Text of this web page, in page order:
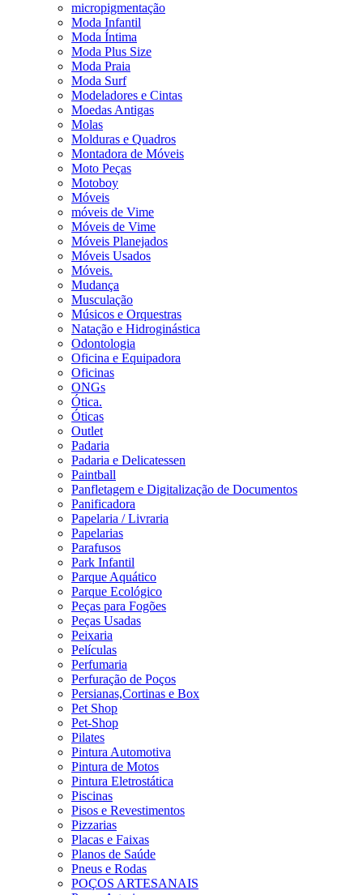
micropigmentação
Moda Infantil
Moda Íntima
Moda Plus Size
Moda Praia
Moda Surf
Modeladores e Cintas
Moedas Antigas
Molas
Molduras e Quadros
Montadora de Móveis
Moto Peças
Motoboy
Móveis
móveis de Vime
Móveis de Vime
Móveis Planejados
Móveis Usados
Móveis.
Mudança
Musculação
Músicos e Orquestras
Natação e Hidroginástica
Odontologia
Oficina e Equipadora
Oficinas
ONGs
Ótica.
Óticas
Outlet
Padaria
Padaria e Delicatessen
Paintball
Panfletagem e Digitalização de Documentos
Panificadora
Papelaria / Livraria
Papelarias
Parafusos
Park Infantil
Parque Aquático
Parque Ecológico
Peças para Fogões
Peças Usadas
Peixaria
Películas
Perfumaria
Perfuração de Poços
Persianas,Cortinas e Box
Pet Shop
Pet-Shop
Pilates
Pintura Automotiva
Pintura de Motos
Pintura Eletrostática
Piscinas
Pisos e Revestimentos
Pizzarias
Placas e Faixas
Planos de Saúde
Pneus e Rodas
POÇOS ARTESANAIS